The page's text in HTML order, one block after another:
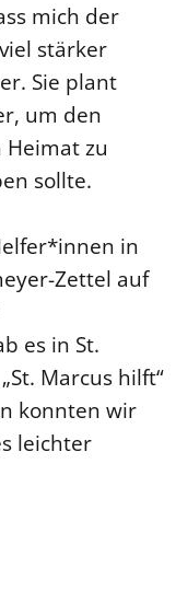
mich der
stärker
Sie plant
um den
zu
sollte.
in
Zettel auf
es in St.
Marcus hilft“
konnten wir
leichter